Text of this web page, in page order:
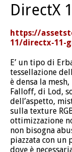
DirectX
https://
11/directx-11-
E’ un tipo di
tessellazione
è densa la
Falloff, di Lod,
dell’aspetto,
sulla texture
ottimizzazione
non bisogna
piazzata con
dove è